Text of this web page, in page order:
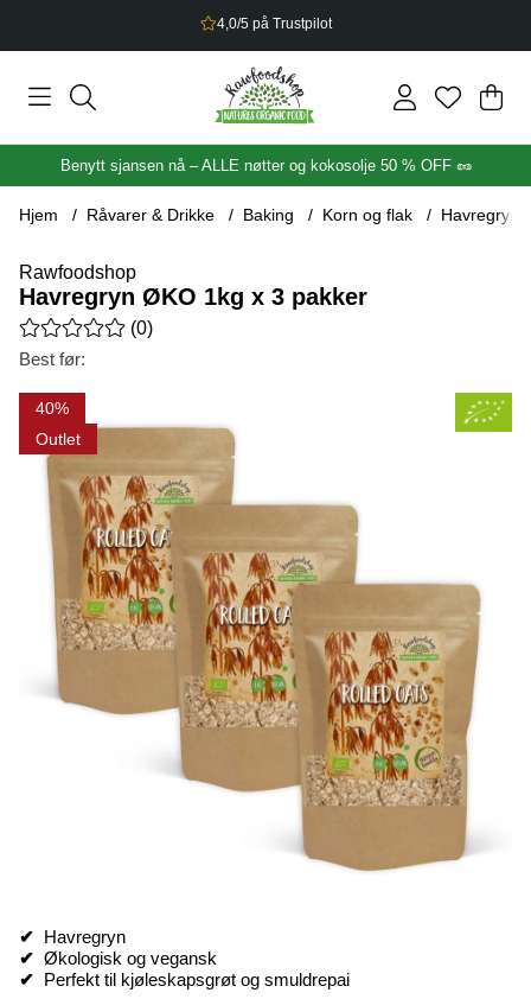
2,5% bonus på alt du handler
.
Benytt sjansen nå – ALLE nøtter og kokosolje 50 % OFF 🥜
Hjem Råvarer & Drikke Baking Korn og flak Havregryn
Rawfoodshop
Havregryn ØKO 1kg x 3 pakker
Gjennomsnittlig rangering 0 av 5 Antall vurderinger 0
(0)
Best før:
40
Outlet
Produktbilder Havregryn ØKO 1kg x 3 pakker
✔ Havregryn
✔ Økologisk og vegansk
✔ Perfekt til kjøleskapsgrøt og smuldrepai